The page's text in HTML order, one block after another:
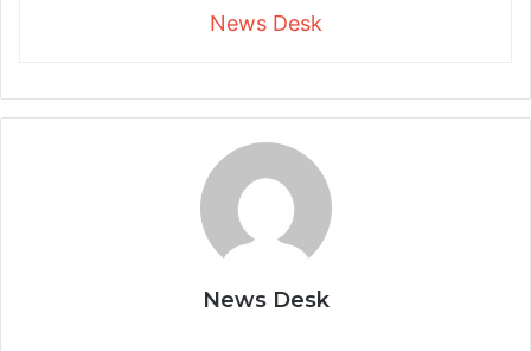
News Desk
News Desk